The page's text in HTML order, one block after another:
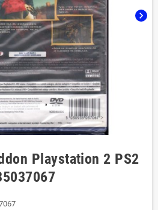
chevron_right
Playstation 2 PS2